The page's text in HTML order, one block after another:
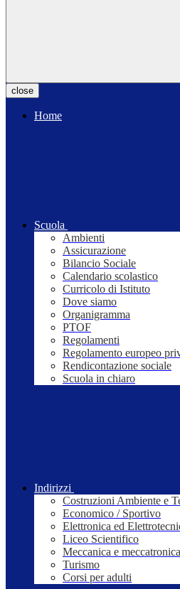
close
Home
Scuola
Ambienti
Assicurazione
Bilancio Sociale
Calendario scolastico
Curricolo di Istituto
Dove siamo
Organigramma
PTOF
Regolamenti
Regolamento europeo
Rendicontazione sociale
Scuola in chiaro
Indirizzi
Costruzioni Ambiente e
Economico / Sportivo
Elettronica ed
Liceo Scientifico
Meccanica e meccatronica
Turismo
Corsi per adulti